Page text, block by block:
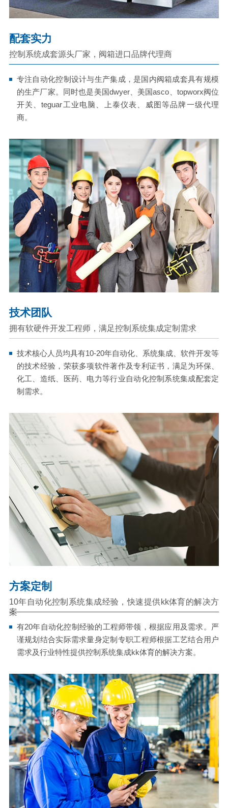
配套实力
控制系统成套源头厂家，阀箱进口品牌代理商
专注自动化控制设计与生产集成，是国内阀箱成套具有规模
的生产厂家。同时也是美国dwyer、美国asco、topworx阀位
开关、teguar工业电脑、上泰仪表、威图等品牌一级代理
商。
技术团队
拥有软硬件开发工程师，满足控制系统集成定制需求
技术核心人员均具有10-20年自动化、系统集成、软件开发等
的技术经验，荣获多项软件著作及专利证书，满足为环保、
化工、造纸、医药、电力等行业自动化控制系统集成配套定
制需求。
方案定制
10年自动化控制系统集成经验，快速提供kk体育的解决方
案
有20年自动化控制经验的工程师带领，根据应用及需求。严
谨规划结合实际需求量身定制专职工程师根据工艺结合用户
需求及行业特性提供控制系统集成kk体育的解决方案。